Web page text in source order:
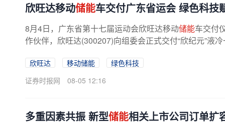
欣旺达移动储能车交付广东省运会 绿色科技
8月4日，广东省第十七届运动会欣旺达移动储能车交付
作伙伴，欣旺达(300207)向组委会正式交付“欣纪元”液
欣旺达 移动储能
绿色科技
证券时报网
08-05 12:16
多重因素共振 新型储能相关上市公司订单扩